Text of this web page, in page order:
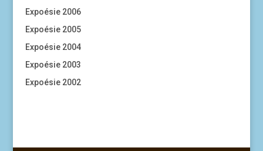
Expoésie 2006
Expoésie 2005
Expoésie 2004
Expoésie 2003
Expoésie 2002